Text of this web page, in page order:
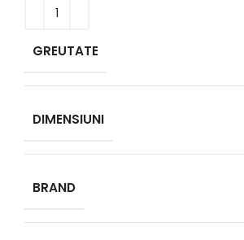
GREUTATE
DIMENSIUNI
BRAND